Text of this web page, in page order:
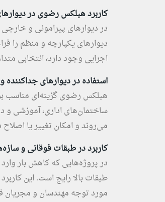
کاربرد هبلکس رضوی در
در دیوارهای پیرامونی و
دیوارهای یکپارچه و منظم را
اجرایی وجود دارد، انتخابی
استفاده در دیوارهای جداکننده
هبلکس رضوی گزینه‌ای مناسب
ساختمان‌های اداری، آموزشی و
می‌روند و امکان تغییر یا
کاربرد در طبقات فوقانی و
در پروژه‌هایی که کاهش بار
طبقات بالا رایج است. این
مورد توجه مهندسان و مجریان